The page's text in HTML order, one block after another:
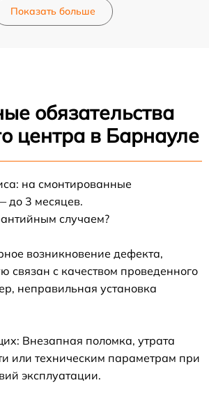
Показать больше
обязательства
центра в Барнауле
на смонтированные
до 3 месяцев.
случаем?
возникновение дефекта,
связан с качеством проведенного
неправильная установка
Внезапная поломка, утрата
или техническим параметрам при
эксплуатации.